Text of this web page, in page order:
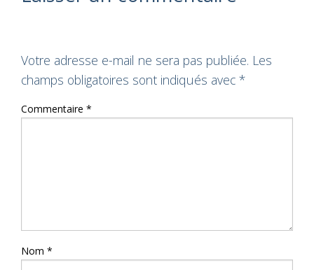
Votre adresse e-mail ne sera pas publiée. Les
champs obligatoires sont indiqués avec *
Commentaire *
Nom *